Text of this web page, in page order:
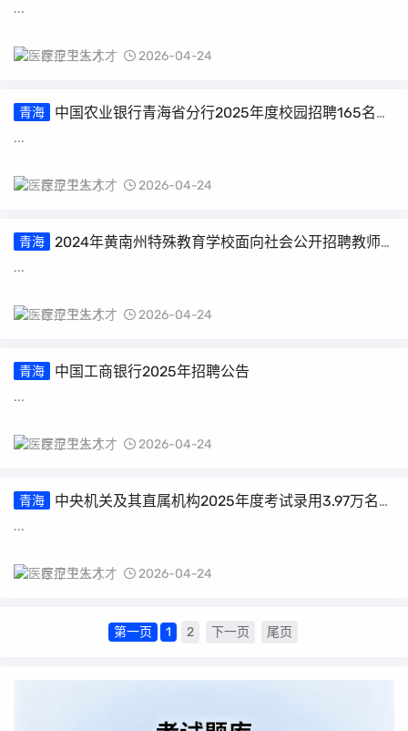
...
医疗卫生人才 2026-04-24
青海
中国农业银行青海省分行2025年度校园招聘165名工
...
医疗卫生人才 2026-04-24
青海
2024年黄南州特殊教育学校面向社会公开招聘教师
...
医疗卫生人才 2026-04-24
青海 中国工商银行2025年招聘公告
...
医疗卫生人才 2026-04-24
青海
中央机关及其直属机构2025年度考试录用3.97万名公
...
医疗卫生人才 2026-04-24
第一页 1 2 下一页 尾页